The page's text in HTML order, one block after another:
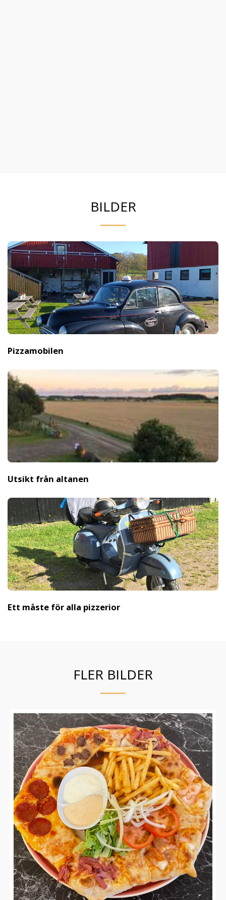
BILDER
Pizzamobilen
Utsikt från altanen
Ett måste för alla pizzerior
FLER BILDER